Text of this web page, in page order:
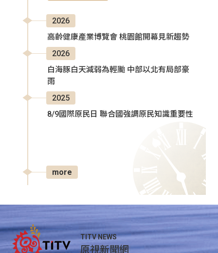
2026
高齡健康產業博覽會 桃園館開幕見新趨勢
2026
白海豚白天減弱為輕颱 中部以北有局部豪
雨
2025
8/9國際原民日 聯合國強調原民知識重要性
more
TITV NEWS
原視新聞網